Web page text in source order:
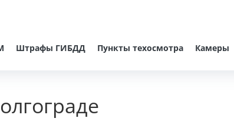
Штрафы ГИБДД Пункты техосмотра Камеры